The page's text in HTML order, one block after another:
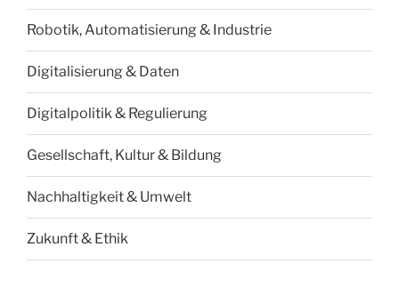
Robotik, Automatisierung & Industrie
Digitalisierung & Daten
Digitalpolitik & Regulierung
Gesellschaft, Kultur & Bildung
Nachhaltigkeit & Umwelt
Zukunft & Ethik